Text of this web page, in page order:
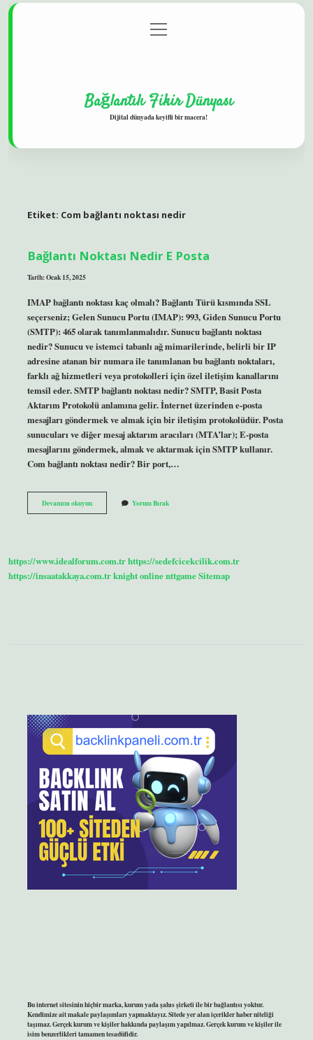
Gizlilik Politikası
menüyü
aç
Bağlantılı Fikir Dünyası
Dijital dünyada keyifli bir macera!
Etiket: Com bağlantı noktası nedir
Bağlantı Noktası Nedir E Posta
Tarih: Ocak 15, 2025
IMAP bağlantı noktası kaç olmalı? Bağlantı Türü kısmında SSL
seçerseniz; Gelen Sunucu Portu (IMAP): 993, Giden Sunucu Portu
(SMTP): 465 olarak tanımlanmalıdır. Sunucu bağlantı noktası
nedir? Sunucu ve istemci tabanlı ağ mimarilerinde, belirli bir IP
adresine atanan bir numara ile tanımlanan bu bağlantı noktaları,
farklı ağ hizmetleri veya protokolleri için özel iletişim kanallarını
temsil eder. SMTP bağlantı noktası nedir? SMTP, Basit Posta
Aktarım Protokolü anlamına gelir. İnternet üzerinden e-posta
mesajları göndermek ve almak için bir iletişim protokolüdür. Posta
sunucuları ve diğer mesaj aktarım aracıları (MTA’lar); E-posta
mesajlarını göndermek, almak ve aktarmak için SMTP kullanır.
Com bağlantı noktası nedir? Bir port,…
Devamını okuyunBağlantı
Noktası
Yorum Bırak
https://www.idealforum.com.trhttps://sedefcicekcilik.com.tr
https://insaatakkaya.com.trknight onlinenttgameSitemap
Bu internet sitesinin hiçbir marka, kurum yada şahıs şirketi ile bir bağlantısı yoktur.
Kendimize ait makale paylaşımları yapmaktayız. Sitede yer alan içerikler haber niteliği
taşımaz. Gerçek kurum ve kişiler hakkında paylaşım yapılmaz. Gerçek kurum ve kişiler ile
isim benzerlikleri tamamen tesadüfidir.